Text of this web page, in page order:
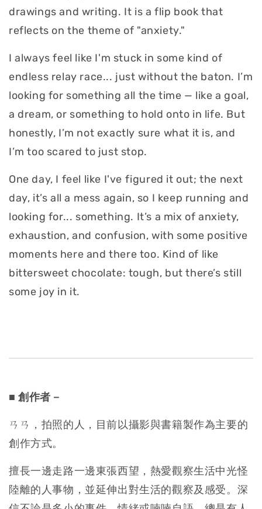
drawings and writing. It is a flip book that
reflects on the theme of "anxiety."
I always feel like I'm stuck in some kind of
endless relay race... just without the baton. I’m
looking for something all the time — like a goal,
a dream, or something to hold onto in life. But
honestly, I’m not exactly sure what it is, and
I’m too scared to just stop.
One day, I feel like I've figured it out; the next
day, it’s all a mess again, so I keep running and
looking for... something. It’s a mix of anxiety,
exhaustion, and confusion, with some positive
moments here and there too. Kind of like
bittersweet chocolate: tough, but there’s still
some joy in it.
■ 創作者－
ㄢㄢ，拍照的人，目前以攝影與書籍製作為主要的
創作方式。
擅長一邊走路一邊東張西望，熱愛觀察生活中光怪
陸離的人事物， 並延伸出對生活的觀察及感受。深